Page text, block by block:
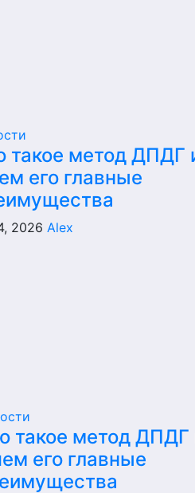
такое метод ДПДГ
его главные
2026 Alex
такое метод ДПДГ
его главные